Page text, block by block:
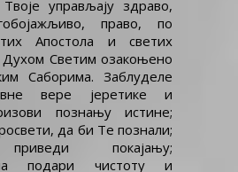
управљају здраво,
право, по
Апостола и светих
Духом Светим озакоњено
Саборима. Заблуделе
вере јеретике и
познању истине;
да би Те познали;
покајању;
подари чистоту и